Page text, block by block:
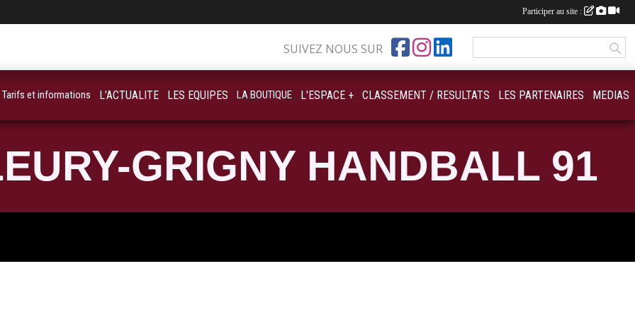
GRIGNY HANDBALL 91
SUIVEZ NOUS SUR
Tarifs et informations L'ACTUALITE LES EQUIPES LA BOUTIQUE L'ESPACE + CLASSEMENT / RESULTATS LES PARTENAIRES MEDIAS
Participer au site :